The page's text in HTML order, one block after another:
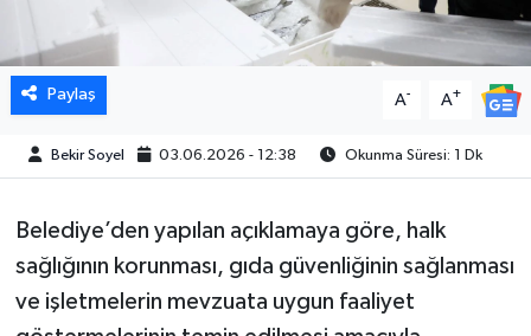
Paylaş A- A+
Bekir Soyel 03.06.2026 - 12:38 Okunma Süresi: 1 Dk
Belediye’den yapılan açıklamaya göre, halk
sağlığının korunması, gıda güvenliğinin sağlanması
ve işletmelerin mevzuata uygun faaliyet